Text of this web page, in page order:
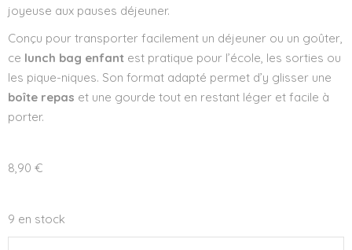
joyeuse aux pauses déjeuner.
Conçu pour transporter facilement un déjeuner ou un goûter,
ce lunch bag enfant est pratique pour l’école, les sorties ou
les pique-niques. Son format adapté permet d’y glisser une
boîte repas et une gourde tout en restant léger et facile à
porter.
8,90 €
9 en stock